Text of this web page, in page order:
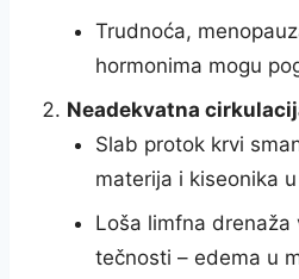
Trudnoća,
hormonima mogu
Neadekvatna
Slab protok krvi
materija i kiseonika
Loša limfna
tečnosti – edema u